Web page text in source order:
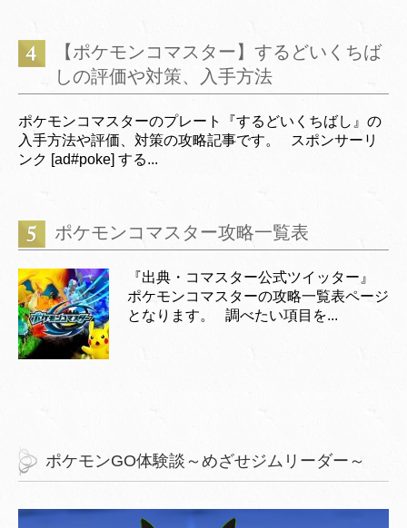
【ポケモンコマスター】するどいくちば
しの評価や対策、入手方法
ポケモンコマスターのプレート『するどいくちばし』の
入手方法や評価、対策の攻略記事です。 スポンサーリ
ンク [ad#poke] する...
ポケモンコマスター攻略一覧表
『出典・コマスター公式ツイッター』
ポケモンコマスターの攻略一覧表ページ
となります。 調べたい項目を...
ポケモンGO体験談～めざせジムリーダー～